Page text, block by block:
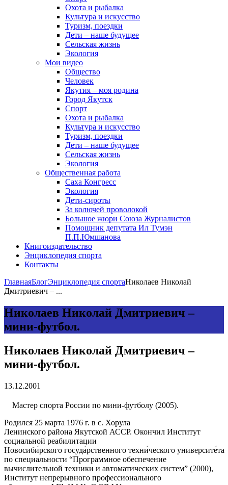
Охота и рыбалка
Культура и искусство
Туризм, поездки
Дети – наше будущее
Сельская жизнь
Экология
Мои видео
Общество
Человек
Якутия – моя родина
Город Якутск
Спорт
Охота и рыбалка
Культура и искусство
Туризм, поездки
Дети – наше будущее
Сельская жизнь
Экология
Общественная работа
Саха Конгресс
Экология
Дети-сироты
За колючей проволокой
Большое жюри Союза Журналистов
Помощник депутата Ил Тумэн
П.П.Юмшанова
Книгоиздательство
Энциклопедия спорта
Контакты
ГлавнаяБлогЭнциклопедия спортаНиколаев Николай
Дмитриевич – ...
Николаев Николай Дмитриевич –
мини-футбол.
Николаев Николай Дмитриевич –
мини-футбол.
13.12.2001
Мастер спорта России по мини-футболу (2005).
Родился 25 марта 1976 г. в с. Хорула
Ленинского района Якутской АССР. Окончил Институт
социальной реабилитации
Новосиби́рского госуда́рственного техни́ческого университе́та
по специальности “Программное обеспечение
вычислительной техники и автоматических систем” (2000),
Институт непрерывного профессионального